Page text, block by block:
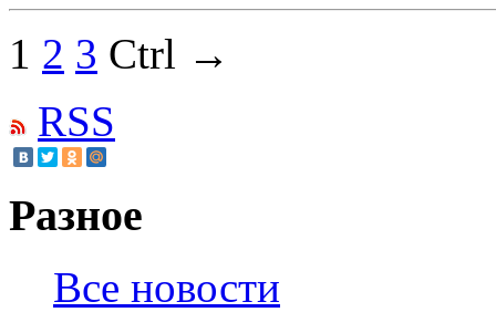
1 2 3 Ctrl →
RSS
Разное
Все новости